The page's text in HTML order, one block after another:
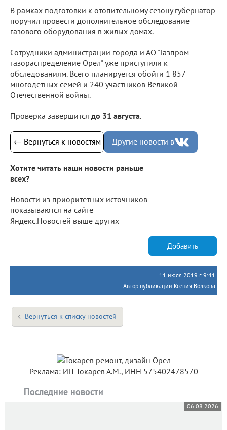
В рамках подготовки к отопительному сезону губернатор
поручил провести дополнительное обследование
газового оборудования в жилых домах.
Сотрудники администрации города и АО "Газпром
газораспределение Орел" уже приступили к
обследованиям. Всего планируется обойти 1 857
многодетных семей и 240 участников Великой
Отечественной войны.
Проверка завершится до 31 августа.
← Вернуться к новостям Другие новости в
Хотите читать наши новости раньше
всех?
Новости из приоритетных источников
показываются на сайте
Яндекс.Новостей выше других
Добавить
11 июля 2019 г. 9:41
Автор публикации Ксения Волкова
Вернуться к списку новостей
Реклама: ИП Токарев А.М., ИНН 575402478570
Последние новости
06.08.2026